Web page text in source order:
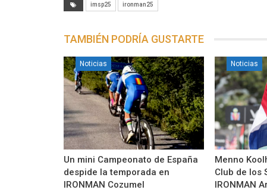
imsp25 ironman25
TAMBIÉN PODRÍA GUSTARTE
Noticias
Un mini Campeonato de España
despide la temporada en
IRONMAN Cozumel
Noticias
Menno
Club de los
IRONMAN